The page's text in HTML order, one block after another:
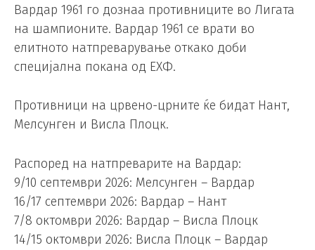
Вардар 1961 го дознаа противниците во Лигата
на шампионите. Вардар 1961 се врати во
елитното натпреварување откако доби
специјална покана од ЕХФ.
Противници на црвено-црните ќе бидат Нант,
Мелсунген и Висла Плоцк.
Распоред на натпреварите на Вардар:
9/10 септември 2026: Мелсунген – Вардар
16/17 септември 2026: Вардар – Нант
7/8 октомври 2026: Вардар – Висла Плоцк
14/15 октомври 2026: Висла Плоцк – Вардар